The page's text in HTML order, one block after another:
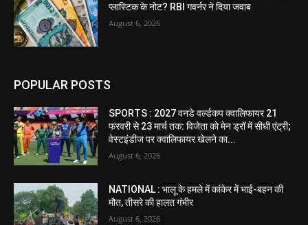
प्लास्टिक के नोट? RBI गवर्नर ने दिया जवाब
August 6, 2026
POPULAR POSTS
SPORTS : 2027 वनडे वर्ल्डकप क्वालिफायर 21
फरवरी से 23 मार्च तक: विजेता को मेन ड्रॉ में सीधी एंट्री;
वेस्टइंडीज पर क्वालिफायर खेलने का...
August 6, 2026
NATIONAL : भालू के हमले में कांकेर में भाई-बहन की
मौत, तीसरे की हालत गंभीर
August 6, 2026